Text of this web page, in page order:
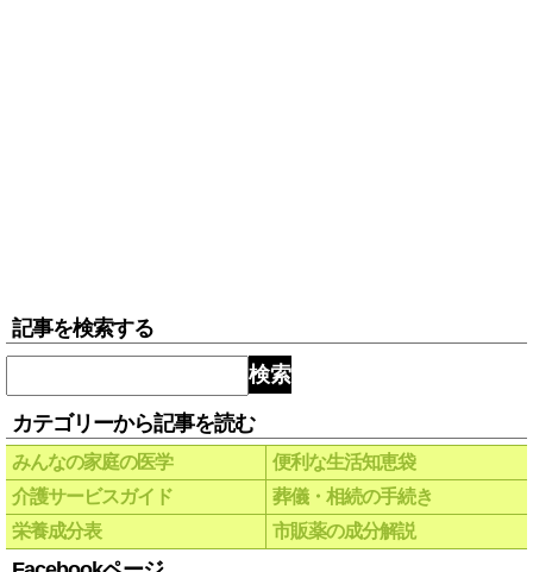
記事を検索する
検索
カテゴリーから記事を読む
みんなの家庭の医学
便利な生活知恵袋
介護サービスガイド
葬儀・相続の手続き
栄養成分表
市販薬の成分解説